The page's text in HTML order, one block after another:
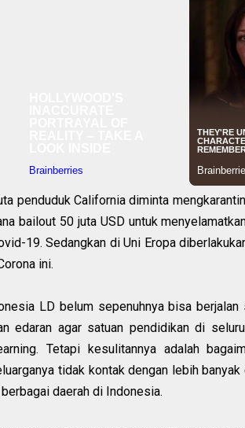
penduduk California diminta
bailout 50 juta USD untuk
19. Sedangkan di Uni Eropa
ini.
LD belum sepenuhnya bisa
edaran agar satuan pendidikan di
Tetapi kesulitannya adalah
tidak kontak dengan lebih
daerah di Indonesia.